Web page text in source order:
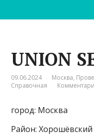
UNION
09.06.2024 Москва,
Справочная
город: Москва
Район: